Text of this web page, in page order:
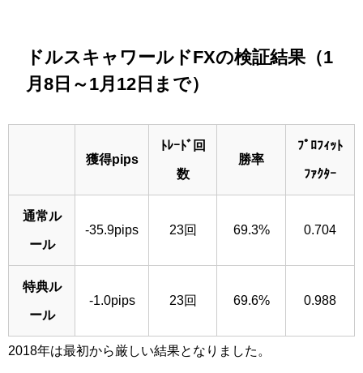
ドルスキャワールドFXの検証結果（1
月8日～1月12日まで）
獲得pips
ﾄﾚｰﾄﾞ回
数
勝率
ﾌﾟﾛﾌｨｯﾄ
ﾌｧｸﾀｰ
通常ル
ール
-35.9pips 23回 69.3% 0.704
特典ル
ール
-1.0pips 23回 69.6% 0.988
2018年は最初から厳しい結果となりました。